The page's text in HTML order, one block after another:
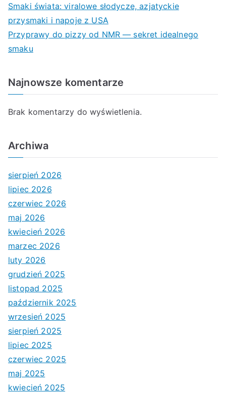
Smaki świata: viralowe słodycze, azjatyckie
przysmaki i napoje z USA
Przyprawy do pizzy od NMR — sekret idealnego
smaku
Najnowsze komentarze
Brak komentarzy do wyświetlenia.
Archiwa
sierpień 2026
lipiec 2026
czerwiec 2026
maj 2026
kwiecień 2026
marzec 2026
luty 2026
grudzień 2025
listopad 2025
październik 2025
wrzesień 2025
sierpień 2025
lipiec 2025
czerwiec 2025
maj 2025
kwiecień 2025